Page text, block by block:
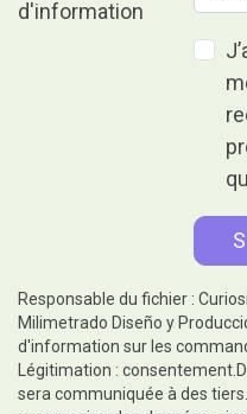
Responsable du fichier :
Milimetrado Diseño y
d'information sur les
Légitimation :
sera communiquée à des